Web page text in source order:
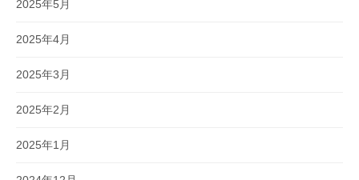
2025年5月
2025年4月
2025年3月
2025年2月
2025年1月